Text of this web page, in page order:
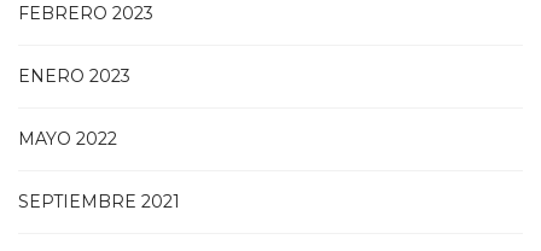
FEBRERO 2023
ENERO 2023
MAYO 2022
SEPTIEMBRE 2021